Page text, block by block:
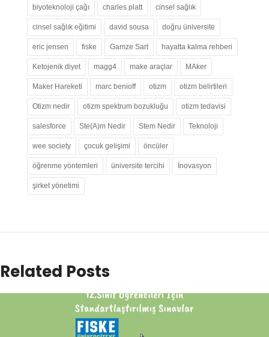
biyoteknoloji çağı charles platt cinsel sağlık
cinsel sağlık eğitimi david sousa doğru üniversite
eric jensen fiske Gamze Sart hayatta kalma rehberi
Ketojenik diyet magg4 make araçlar MAker
Maker Hareketi marc benioff otizm otizm belirtileri
Otizm nedir otizm spektrum bozukluğu otizm tedavisi
salesforce Ste(A)m Nedir Stem Nedir Teknoloji
wee society çocuk gelişimi öncüler
öğrenme yöntemleri üniversite tercihi İnovasyon
şirket yönetimi
Related Posts